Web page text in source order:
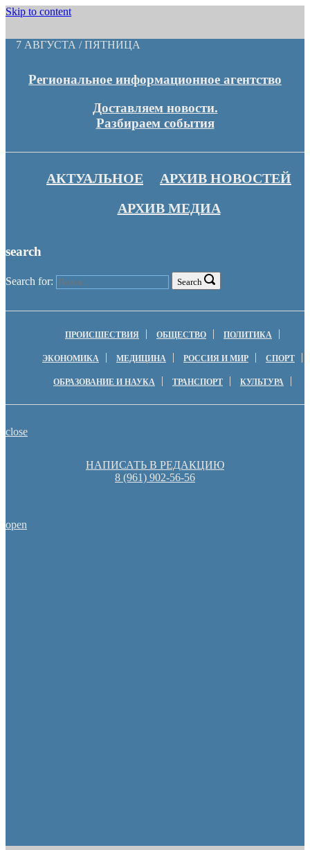
Skip to content
7 АВГУСТА / ПЯТНИЦА
Региональное информационное агентство
Доставляем новости.
Разбираем события
АКТУАЛЬНОЕ
АРХИВ НОВОСТЕЙ
АРХИВ МЕДИА
search
Search for: Search
ПРОИСШЕСТВИЯ ОБЩЕСТВО ПОЛИТИКА
ЭКОНОМИКА МЕДИЦИНА РОССИЯ И МИР СПОРТ
ОБРАЗОВАНИЕ И НАУКА ТРАНСПОРТ КУЛЬТУРА
close
НАПИСАТЬ В РЕДАКЦИЮ
8 (961) 902-56-56
open